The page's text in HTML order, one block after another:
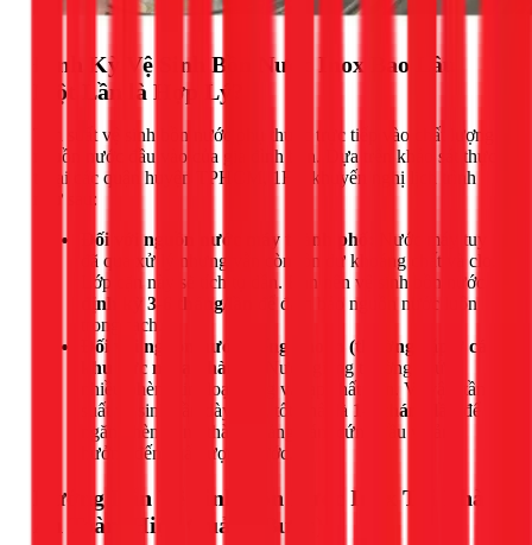
Định Kỳ Vệ Sinh Bồn Nước Inox Bao Lâu
Một Lần là Hợp Lý?
Tần suất vệ sinh bồn nước phụ thuộc trực tiếp vào chất lượng
nguồn nước đầu vào của gia đình bạn. Dựa trên khảo sát thực
tế tại các quận huyện TPHCM, 1Fix khuyến nghị lịch trình
như sau:
Đối với nguồn nước máy thành phố:
Nước máy tuy
đã qua xử lý nhưng vẫn còn tồn dư khoáng chất và clo.
Lớp cặn này sẽ tích tụ dần. Bạn nên vệ sinh bồn nước
định kỳ 3-6 tháng/lần
để đảm bảo nguồn nước luôn
trong sạch.
Đối với nguồn nước giếng khoan (thường gặp ở các
khu vực ngoại thành):
Nước giếng thường chứa
nhiều phèn, kim loại nặng và tạp chất hơn. Vì vậy, tần
suất vệ sinh cần dày hơn, tốt nhất là 1-2 tháng/lần
để
ngăn phèn đóng thành mảng bám cứng đầu và ảnh
hưởng đến chất lượng nước.
Hướng Dẫn Vệ Sinh Bồn Nước Inox Tại Nhà
An Toàn, Hiệu Quả (5 Bước)